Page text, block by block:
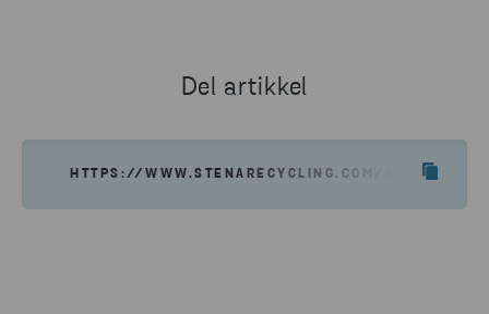
Del artikkel
HTTPS://WWW.STENARECYCLING.COM/NO/HVA-